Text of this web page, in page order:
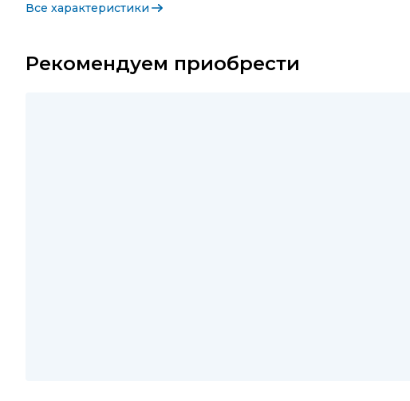
Все характеристики
Рекомендуем приобрести